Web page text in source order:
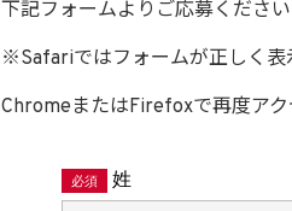
下記フォームよりご応募ください
※Safariではフォームが正しく表
ChromeまたはFirefoxで再度アク